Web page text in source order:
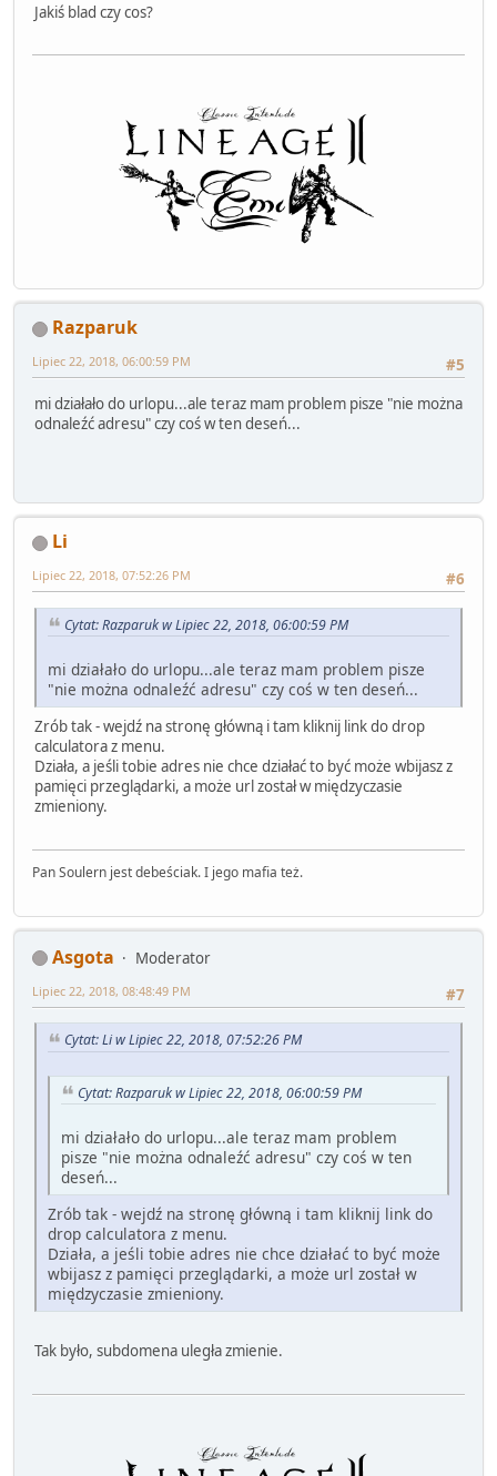
Jakiś blad czy cos?
Razparuk
#5
Lipiec 22, 2018, 06:00:59 PM
mi działało do urlopu...ale teraz mam problem pisze "nie można
odnaleźć adresu" czy coś w ten deseń...
Li
#6
Lipiec 22, 2018, 07:52:26 PM
Cytat: Razparuk w Lipiec 22, 2018, 06:00:59 PM
mi działało do urlopu...ale teraz mam problem pisze
"nie można odnaleźć adresu" czy coś w ten deseń...
Zrób tak - wejdź na stronę główną i tam kliknij link do drop
calculatora z menu.
Działa, a jeśli tobie adres nie chce działać to być może wbijasz z
pamięci przeglądarki, a może url został w międzyczasie
zmieniony.
Pan Soulern jest debeściak. I jego mafia też.
Asgota
Moderator
#7
Lipiec 22, 2018, 08:48:49 PM
Cytat: Li w Lipiec 22, 2018, 07:52:26 PM
Cytat: Razparuk w Lipiec 22, 2018, 06:00:59 PM
mi działało do urlopu...ale teraz mam problem
pisze "nie można odnaleźć adresu" czy coś w ten
deseń...
Zrób tak - wejdź na stronę główną i tam kliknij link do
drop calculatora z menu.
Działa, a jeśli tobie adres nie chce działać to być może
wbijasz z pamięci przeglądarki, a może url został w
międzyczasie zmieniony.
Tak było, subdomena uległa zmienie.